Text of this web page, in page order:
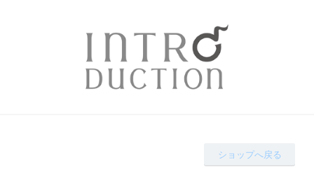
ショップへ戻る